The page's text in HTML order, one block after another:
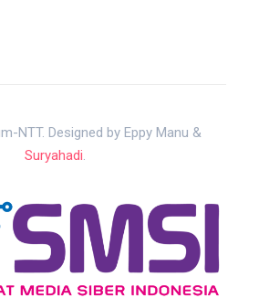
NTT. Designed by Eppy Manu &
Suryahadi